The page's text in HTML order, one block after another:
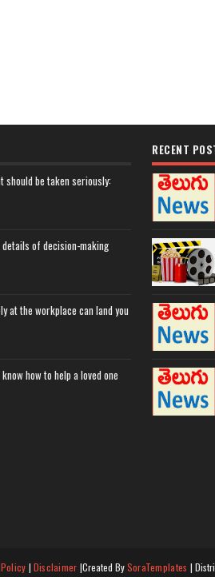
should be taken seriously:
of decision-making
at the workplace can land you
how to help a loved one
RECENT
| Disclaimer |Created BySoraTemplates |